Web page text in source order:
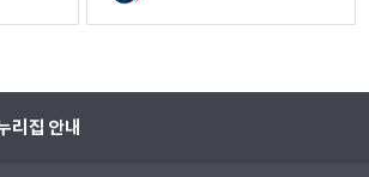
리집 안내